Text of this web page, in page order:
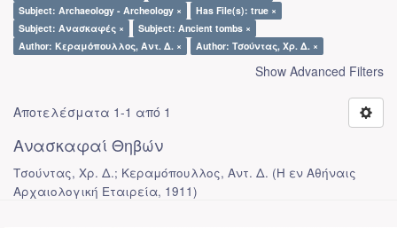
Subject: Archaeology - Archeology ×
Has File(s): true ×
Subject: Ανασκαφές ×
Subject: Ancient tombs ×
Author: Κεραμόπουλλος, Αντ. Δ. ×
Author: Τσούντας, Χρ. Δ. ×
Show Advanced Filters
Αποτελέσματα 1-1 από 1
Ανασκαφαί Θηβών
Τσούντας, Χρ. Δ.; Κεραμόπουλλος, Αντ. Δ. (Η εν Αθήναις
Αρχαιολογική Εταιρεία, 1911)